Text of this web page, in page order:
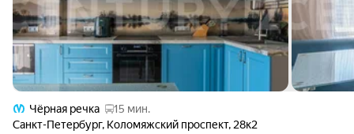
Чёрная речка
15 мин.
Санкт-Петербург, Коломяжский проспект, 28к2